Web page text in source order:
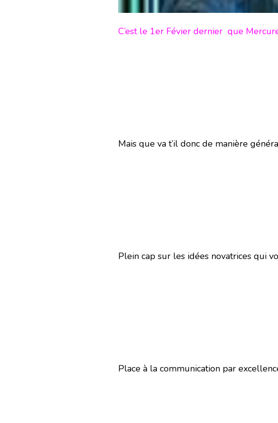
C’est le 1er Févier dernier que
Mais que va t’il donc de manière
Plein cap sur les idées novatrices qui
Place à la communication par